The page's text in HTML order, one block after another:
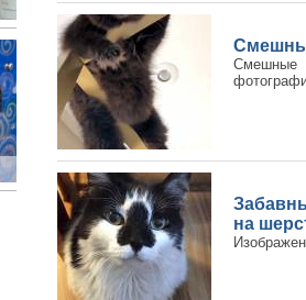
Смешные
на